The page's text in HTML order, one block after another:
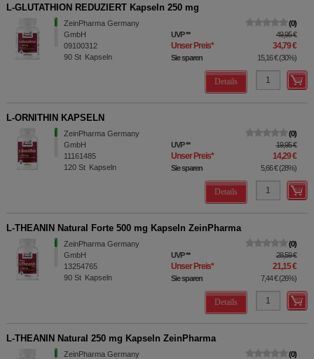
L-GLUTATHION REDUZIERT Kapseln 250 mg
ZeinPharma Germany
GmbH
09100312
90 St Kapseln
0
UVP** 49,95 €
Unser Preis* 34,79 €
Sie sparen 15,16 €(30%)
Details
L-ORNITHIN KAPSELN
ZeinPharma Germany
GmbH
11161485
120 St Kapseln
0
UVP** 19,95 €
Unser Preis* 14,29 €
Sie sparen 5,66 €(28%)
Details
L-THEANIN Natural Forte 500 mg Kapseln ZeinPharma
ZeinPharma Germany
GmbH
13254765
90 St Kapseln
0
UVP** 28,59 €
Unser Preis* 21,15 €
Sie sparen 7,44 €(26%)
Details
L-THEANIN Natural 250 mg Kapseln ZeinPharma
ZeinPharma Germany
0